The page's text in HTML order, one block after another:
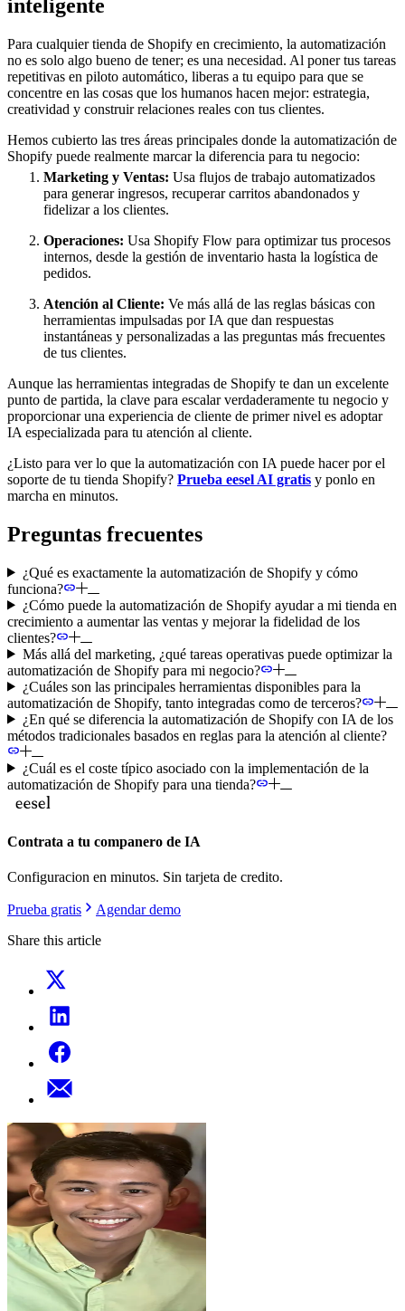
inteligente
Para cualquier tienda de Shopify en crecimiento, la automatización
no es solo algo bueno de tener; es una necesidad. Al poner tus tareas
repetitivas en piloto automático, liberas a tu equipo para que se
concentre en las cosas que los humanos hacen mejor: estrategia,
creatividad y construir relaciones reales con tus clientes.
Hemos cubierto las tres áreas principales donde la automatización de
Shopify puede realmente marcar la diferencia para tu negocio:
Marketing y Ventas: Usa flujos de trabajo automatizados
para generar ingresos, recuperar carritos abandonados y
fidelizar a los clientes.
Operaciones: Usa Shopify Flow para optimizar tus procesos
internos, desde la gestión de inventario hasta la logística de
pedidos.
Atención al Cliente: Ve más allá de las reglas básicas con
herramientas impulsadas por IA que dan respuestas
instantáneas y personalizadas a las preguntas más frecuentes
de tus clientes.
Aunque las herramientas integradas de Shopify te dan un excelente
punto de partida, la clave para escalar verdaderamente tu negocio y
proporcionar una experiencia de cliente de primer nivel es adoptar
IA especializada para tu atención al cliente.
¿Listo para ver lo que la automatización con IA puede hacer por el
soporte de tu tienda Shopify? Prueba eesel AI gratis y ponlo en
marcha en minutos.
Preguntas frecuentes
¿Qué es exactamente la automatización de Shopify y cómo
funciona?
¿Cómo puede la automatización de Shopify ayudar a mi tienda en
crecimiento a aumentar las ventas y mejorar la fidelidad de los
clientes?
Más allá del marketing, ¿qué tareas operativas puede optimizar la
automatización de Shopify para mi negocio?
¿Cuáles son las principales herramientas disponibles para la
automatización de Shopify, tanto integradas como de terceros?
¿En qué se diferencia la automatización de Shopify con IA de los
métodos tradicionales basados en reglas para la atención al cliente?
¿Cuál es el coste típico asociado con la implementación de la
automatización de Shopify para una tienda?
Contrata a tu companero de IA
Configuracion en minutos. Sin tarjeta de credito.
Prueba gratis
Agendar demo
Share this article